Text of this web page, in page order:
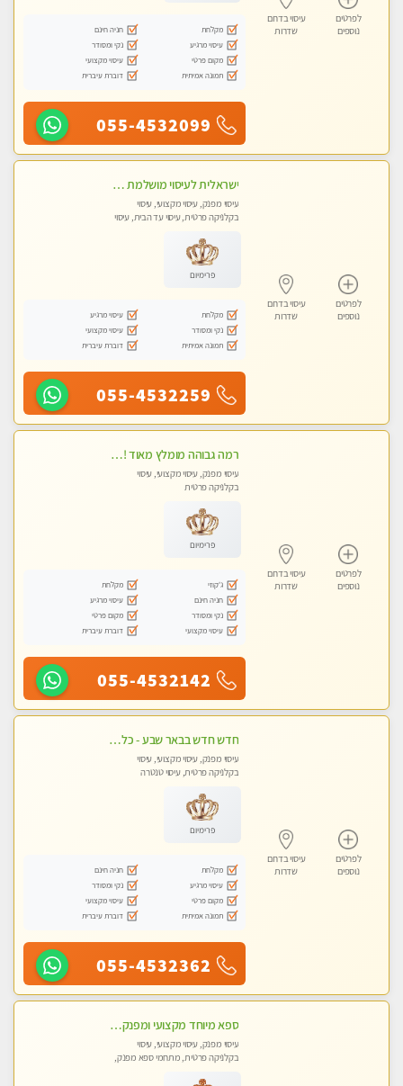
לפרטים
נוספים
עיסוי בדרום
שדרות
מקלחת
חניה חינם
עיסוי מרגיע
נקי ומסודר
מקום פרטי
עיסוי מקצועי
תמונה אמיתית
דוברת עיברית
055-4532099
לפרטים
נוספים
עיסוי בדרום
שדרות
ישראלית לעיסוי מושלמת לעיסוי מושלם ואיכותי במיוחד !
עיסוי מפנק, עיסוי מקצועי, עיסוי
בקלניקה פרטית, עיסוי עד הבית, עיסוי
פרימיום
מקלחת
עיסוי מרגיע
נקי ומסודר
עיסוי מקצועי
תמונה אמיתית
דוברת עיברית
055-4532259
לפרטים
נוספים
עיסוי בדרום
שדרות
רמה גבוהה מומלץ מאוד !!! עיסוי מקצועי
עיסוי מפנק, עיסוי מקצועי, עיסוי
בקלניקה פרטית
פרימיום
ג'קוזי
מקלחת
חניה חינם
עיסוי מרגיע
נקי ומסודר
מקום פרטי
עיסוי מקצועי
דוברת עיברית
055-4532142
לפרטים
נוספים
עיסוי בדרום
שדרות
חדש חדש בבאר שבע - כל סוגי העיסויים מעסה מקצועית ואיכותית פרטי!!!
עיסוי מפנק, עיסוי מקצועי, עיסוי
בקלניקה פרטית, עיסוי טנטרה
פרימיום
מקלחת
חניה חינם
עיסוי מרגיע
נקי ומסודר
מקום פרטי
עיסוי מקצועי
תמונה אמיתית
דוברת עיברית
055-4532362
ספא מיוחד מקצועי ומפנק באשקלון
עיסוי מפנק, עיסוי מקצועי, עיסוי
בקלניקה פרטית, מתחמי ספא מפנק,